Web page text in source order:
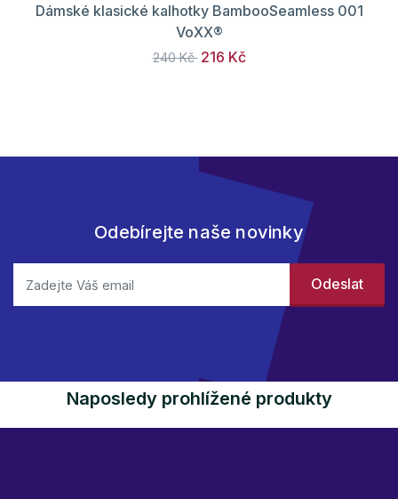
Dámské klasické kalhotky BambooSeamless 001
VoXX®
240 Kč 216 Kč
Odebírejte naše novinky
Naposledy prohlížené produkty